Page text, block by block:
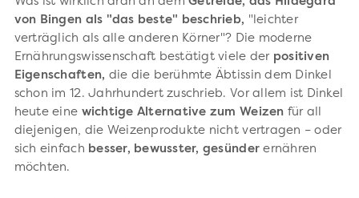
von Bingen als "das beste" beschrieb, "leichter
verträglich als alle anderen Körner"? Die moderne
Ernährungswissenschaft bestätigt viele der positiven
Eigenschaften, die die berühmte Äbtissin dem Dinkel
schon im 12. Jahrhundert zuschrieb. Vor allem ist Dinkel
heute eine wichtige Alternative zum Weizen für all
diejenigen, die Weizenprodukte nicht vertragen – oder
sich einfach besser, bewusster, gesünder ernähren
möchten.